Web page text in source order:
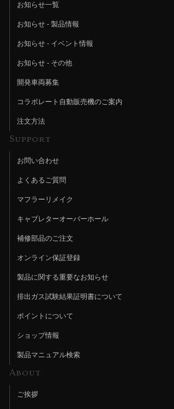
お知らせ一覧
お知らせ - 製品情報
お知らせ - イベント情報
お知らせ - その他
開発車両募集
コラボレート自動販売機のご案内
注文方法
Support
お問い合わせ
よくあるご質問
マフラーリメイク
キャブレターオーバーホール
補修部品のご注文
オンライン保証登録
製品に関する重要なお知らせ
排出ガス試験結果証明書について
ポイントについて
ショップ情報
製品マニュアル検索
About
ご挨拶